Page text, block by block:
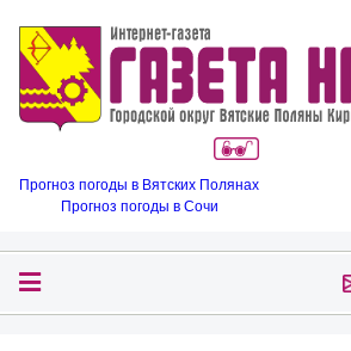
Прогноз погоды в Вятских Полянах
Прогноз погоды в Сочи